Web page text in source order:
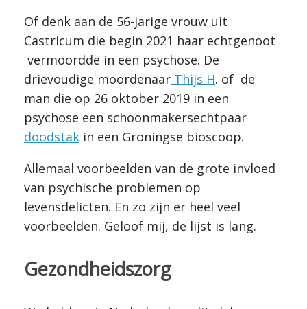
Of denk aan de 56-jarige vrouw uit
Castricum die begin 2021 haar echtgenoot
vermoordde in een psychose. De
drievoudige moordenaar Thijs H. of de
man die op 26 oktober 2019 in een
psychose een schoonmakersechtpaar
doodstak in een Groningse bioscoop.
Allemaal voorbeelden van de grote invloed
van psychische problemen op
levensdelicten. En zo zijn er heel veel
voorbeelden. Geloof mij, de lijst is lang.
Gezondheidszorg